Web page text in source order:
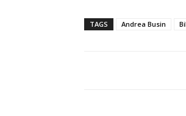
TAGS Andrea Busin